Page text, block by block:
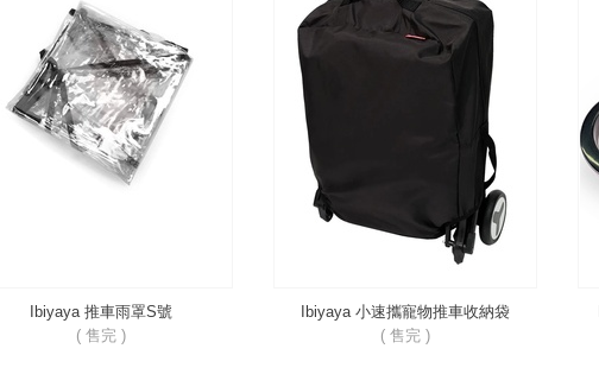
Ibiyaya 推車雨罩S號
( 售完 )
Ibiyaya 小速攜寵物推車收納袋
( 售完 )